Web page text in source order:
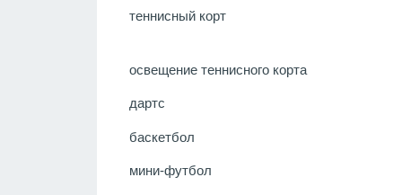
теннисный корт
освещение теннисного корта
дартс
баскетбол
мини-футбол